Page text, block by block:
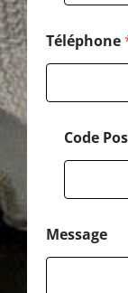
Téléphone
Code
Message